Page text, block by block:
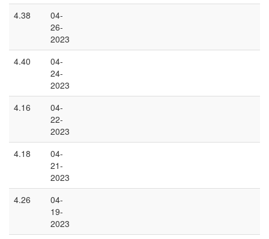
4.38
04-
26-
2023
4.40
04-
24-
2023
4.16
04-
22-
2023
4.18
04-
21-
2023
4.26
04-
19-
2023